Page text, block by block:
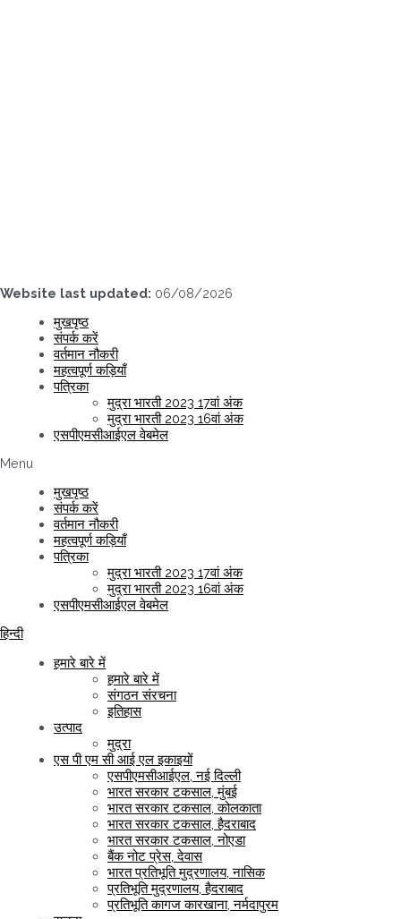
Website last updated: 06/08/2026
मुखपृष्ठ
संपर्क करें
वर्तमान नौकरी
महत्वपूर्ण कड़ियाँ
पत्रिका
मुद्रा भारती 2023 17वां अंक
मुद्रा भारती 2023 16वां अंक
एसपीएमसीआईएल वेबमेल
Menu
मुखपृष्ठ
संपर्क करें
वर्तमान नौकरी
महत्वपूर्ण कड़ियाँ
पत्रिका
मुद्रा भारती 2023 17वां अंक
मुद्रा भारती 2023 16वां अंक
एसपीएमसीआईएल वेबमेल
हिन्दी
हमारे बारे में
हमारे बारे में
संगठन संरचना
इतिहास
उत्पाद
मुद्रा
एस पी एम सी आई एल इकाइयों
एसपीएमसीआईएल, नई दिल्ली
भारत सरकार टकसाल, मुंबई
भारत सरकार टकसाल, कोलकाता
भारत सरकार टकसाल, हैदराबाद
भारत सरकार टकसाल, नोएडा
बैंक नोट प्रेस, देवास
भारत प्रतिभूति मुद्रणालय, नासिक
प्रतिभूति मुद्रणालय, हैदराबाद
प्रतिभूति कागज कारखाना, नर्मदापुरम